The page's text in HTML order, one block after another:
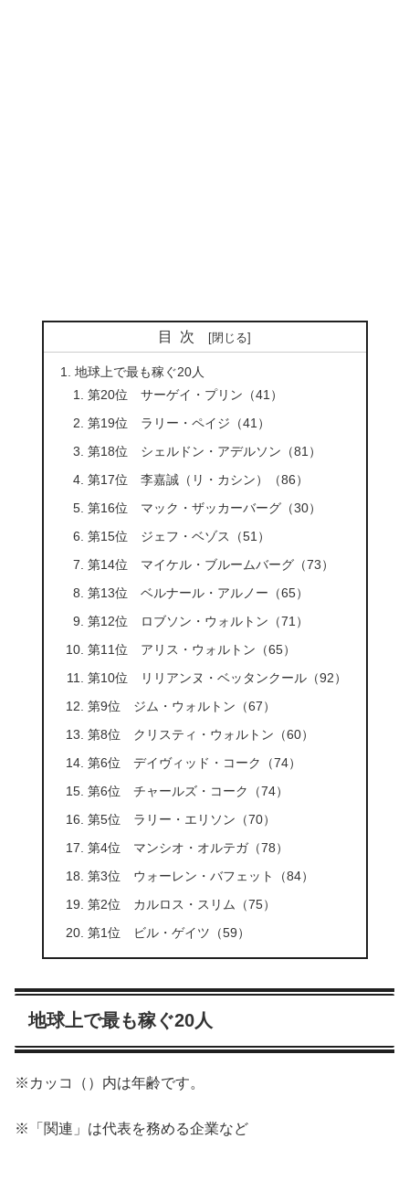
目次
地球上で最も稼ぐ20人
第20位 サーゲイ・プリン（41）
第19位 ラリー・ペイジ（41）
第18位 シェルドン・アデルソン（81）
第17位 李嘉誠（リ・カシン）（86）
第16位 マック・ザッカーバーグ（30）
第15位 ジェフ・ベゾス（51）
第14位 マイケル・ブルームバーグ（73）
第13位 ベルナール・アルノー（65）
第12位 ロブソン・ウォルトン（71）
第11位 アリス・ウォルトン（65）
第10位 リリアンヌ・ベッタンクール（92）
第9位 ジム・ウォルトン（67）
第8位 クリスティ・ウォルトン（60）
第6位 デイヴィッド・コーク（74）
第6位 チャールズ・コーク（74）
第5位 ラリー・エリソン（70）
第4位 マンシオ・オルテガ（78）
第3位 ウォーレン・バフェット（84）
第2位 カルロス・スリム（75）
第1位 ビル・ゲイツ（59）
地球上で最も稼ぐ20人
※カッコ（）内は年齢です。
※「関連」は代表を務める企業など